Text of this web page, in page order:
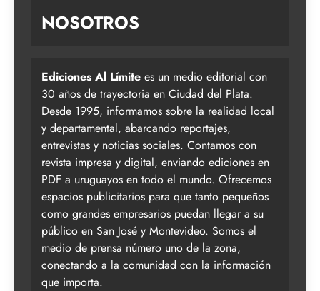
NOSOTROS
Ediciones Al Límite es un medio editorial con
30 años de trayectoria en Ciudad del Plata.
Desde 1995, informamos sobre la realidad local
y departamental, abarcando reportajes,
entrevistas y noticias sociales. Contamos con
revista impresa y digital, enviando ediciones en
PDF a uruguayos en todo el mundo. Ofrecemos
espacios publicitarios para que tanto pequeños
como grandes empresarios puedan llegar a su
público en San José y Montevideo. Somos el
medio de prensa número uno de la zona,
conectando a la comunidad con la información
que importa.